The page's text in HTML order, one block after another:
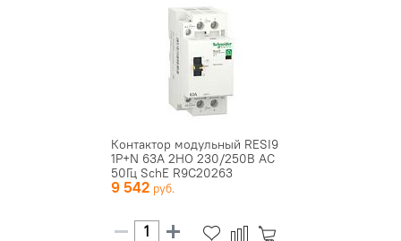
Контактор модульный RESI9
1P+N 63А 2НО 230/250В AC
50Гц SchE R9C20263
9 542